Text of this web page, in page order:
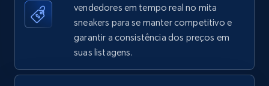
TikTok Shop - category
URL, Title, Available, Description, Currency, Initial
price, Final price, Discount percent, and more.
vendedores em tempo real no mita
sneakers para se manter competitivo e
garantir a consistência dos preços em
suas listagens.